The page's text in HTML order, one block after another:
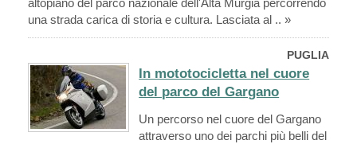
altopiano del parco nazionale dell'Alta Murgia percorrendo
una strada carica di storia e cultura. Lasciata al .. »
PUGLIA
In mototocicletta nel cuore
del parco del Gargano
Un percorso nel cuore del Gargano
attraverso uno dei parchi più belli del